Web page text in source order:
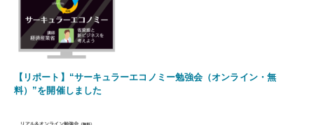
【リポート】“サーキュラーエコノミー勉強会（オンライン・無
料）”を開催しました